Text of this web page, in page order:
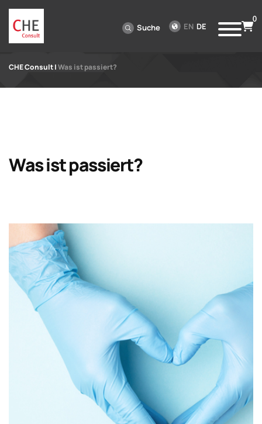
Suche EN DE
0
CHE Consult|Was ist passiert?
Was ist passiert?